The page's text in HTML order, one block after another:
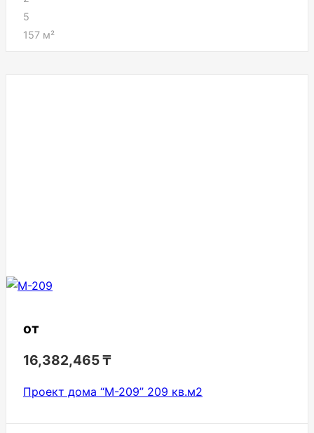
5
157 м²
от
16,382,465₸
Проект дома “М-209” 209 кв.м2